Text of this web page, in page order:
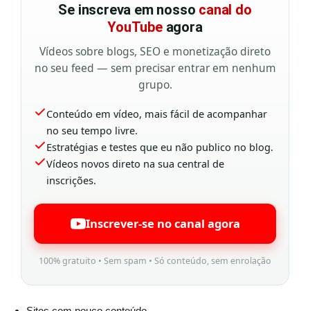
Se inscreva em nosso canal do
YouTubeagora
Vídeos sobre blogs, SEO e monetização direto
no seu feed — sem precisar entrar em nenhum
grupo.
Conteúdo em vídeo, mais fácil de acompanhar
no seu tempo livre.
Estratégias e testes que eu não publico no blog.
Vídeos novos direto na sua central de
inscrições.
Inscrever-se no canal agora
100% gratuito • Sem spam • Só conteúdo, sem enrolação